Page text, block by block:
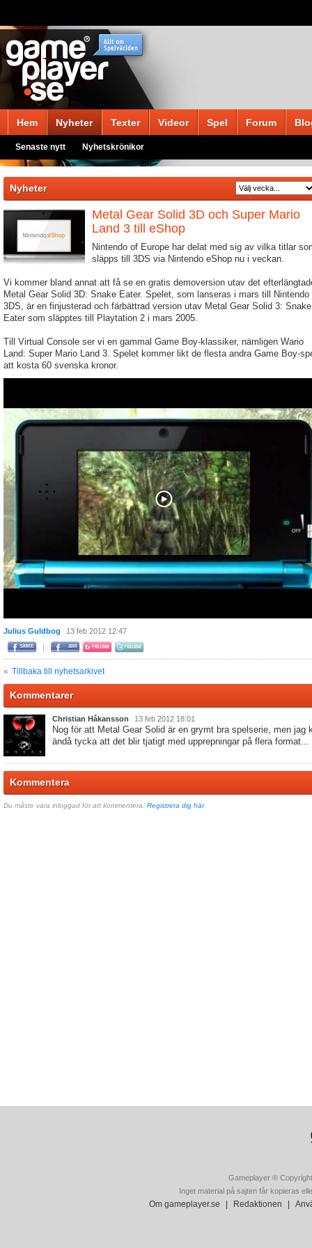
Hem Nyheter Texter Videor Spel Forum
Senaste nytt Nyhetskrönikor
Nyheter
Metal Gear Solid 3D och Super Mario
Land 3 till eShop
Nintendo of Europe har delat med sig av vilka titlar
släpps till 3DS via Nintendo eShop nu i veckan.
Vi kommer bland annat att få se en gratis demoversion utav det
Metal Gear Solid 3D: Snake Eater. Spelet, som lanseras i mars till Nintendo
3DS, är en finjusterad och färbättrad version utav Metal Gear Solid 3: Snake
Eater som släpptes till Playtation 2 i mars 2005.
Till Virtual Console ser vi en gammal Game Boy-klassiker, nämligen Wario
Land: Super Mario Land 3. Spelet kommer likt de flesta andra Game Boy-
att kosta 60 svenska kronor.
Julius Guldbog 13 feb 2012 12:47
« Tillbaka till nyhetsarkivet
Kommentarer
Christian Håkansson 13 feb 2012 18:01
Nog för att Metal Gear Solid är en grymt bra spelserie, men jag
ändå tycka att det blir tjatigt med upprepningar på flera format...
Kommentera
Du måste vara inloggad för att kommentera. Registrera dig här
Gameplayer ®
Inget material på sajten får kopieras
Om gameplayer.se Redaktionen